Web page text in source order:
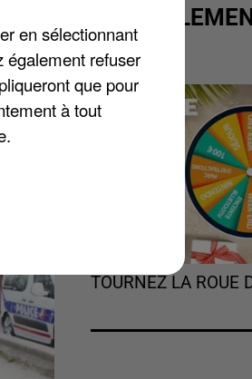
GAGNER
TOURNEZ LA ROUE
en sélectionnant
également refuser
que pour
à tout